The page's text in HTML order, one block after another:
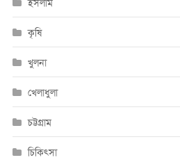
ইসলাম
কৃষি
খুলনা
খেলাধুলা
চট্টগ্রাম
চিকিৎসা